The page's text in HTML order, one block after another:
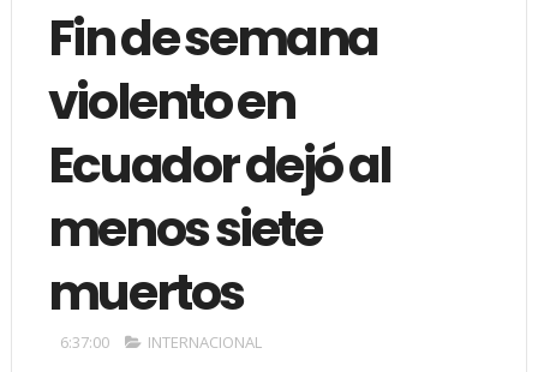
Fin de semana
violento en
Ecuador dejó al
menos siete
muertos
6:37:00 INTERNACIONAL